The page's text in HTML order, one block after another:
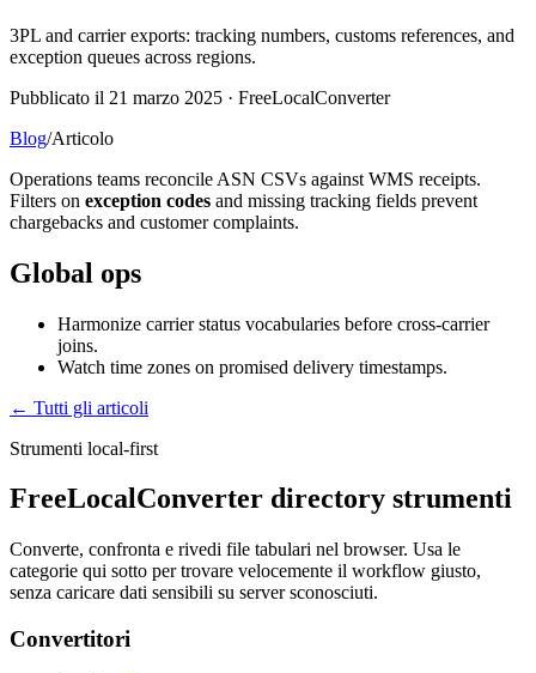
3PL and carrier exports: tracking numbers, customs references, and
exception queues across regions.
Pubblicato il 21 marzo 2025 · FreeLocalConverter
Blog/Articolo
Operations teams reconcile ASN CSVs against WMS receipts.
Filters on exception codes and missing tracking fields prevent
chargebacks and customer complaints.
Global ops
Harmonize carrier status vocabularies before cross-carrier
joins.
Watch time zones on promised delivery timestamps.
← Tutti gli articoli
Strumenti local-first
FreeLocalConverter directory strumenti
Converte, confronta e rivedi file tabulari nel browser. Usa le
categorie qui sotto per trovare velocemente il workflow giusto,
senza caricare dati sensibili su server sconosciuti.
Convertitori